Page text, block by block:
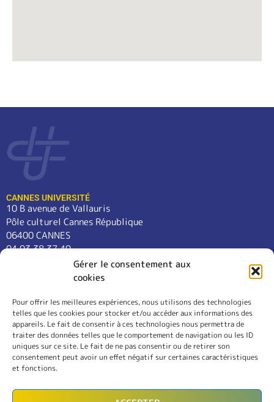
Gérer le consentement aux
cookies
Pour offrir les meilleures expériences, nous utilisons des technologies
telles que les cookies pour stocker et/ou accéder aux informations des
appareils. Le fait de consentir à ces technologies nous permettra de
traiter des données telles que le comportement de navigation ou les ID
uniques sur ce site. Le fait de ne pas consentir ou de retirer son
consentement peut avoir un effet négatif sur certaines caractéristiques
et fonctions.
CANNES UNIVERSITÉ
10 B avenue de Vallauris
Pôle culturel Cannes République
06400 CANNES
04 93 38 37 49
contact@cannes-universite.fr
COURS
LANGUES
CONFÉRENCES
SORTIES
L’ASSOCIATION